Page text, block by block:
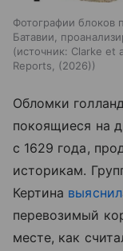
Фотографии блоков
Батавии,
источник: Clarke et
Reports, (2026)
Обломки
покоящиеся на
с 1629 года,
историкам.
Кертина выяснил
перевозимый
месте, как